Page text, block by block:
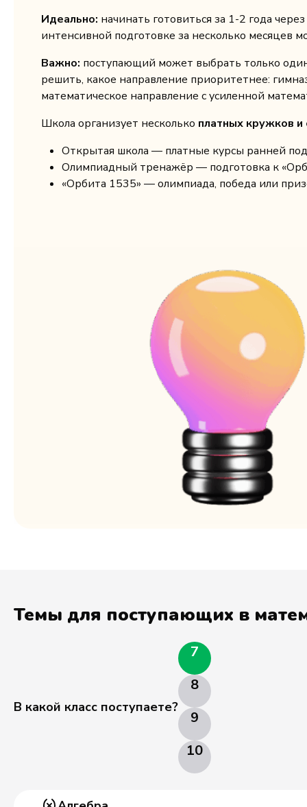
Идеально: начинать готовиться за 1-2 года
интенсивной подготовке за несколько месяцев
Важно: поступающий может выбрать только
решить, какое направление приоритетнее:
математическое направление с усиленной
Школа организует несколько платных кружков и
Открытая школа — платные курсы ранней
Олимпиадный тренажёр — подготовка к
«Орбита 1535» — олимпиада, победа или
Темы для поступающих в
В какой класс поступаете?
7
8
9
10